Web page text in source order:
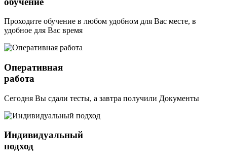
Проходите обучение в любом удобном для Вас месте, в
удобное для Вас время
Оперативная
работа
Сегодня Вы сдали тесты, а завтра получили Документы
Индивидуальный
подход